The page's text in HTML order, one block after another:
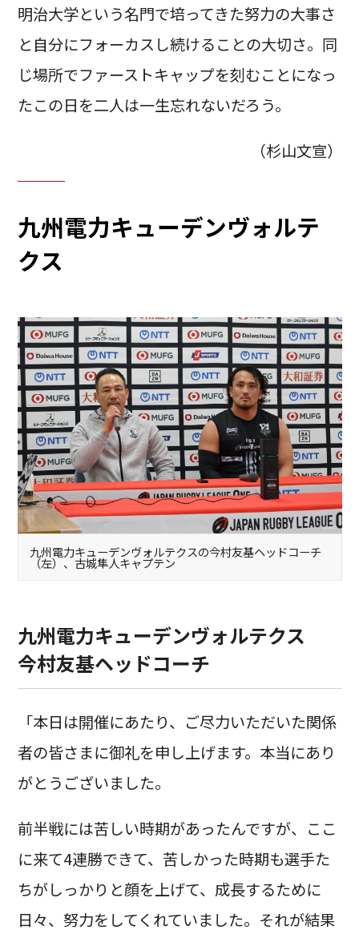
明治大学という名門で培ってきた努力の大事さ
と自分にフォーカスし続けることの大切さ。同
じ場所でファーストキャップを刻むことになっ
たこの日を二人は一生忘れないだろう。
（杉山文宣）
九州電力キューデンヴォルテ
クス
九州電力キューデンヴォルテクスの今村友基ヘッドコーチ
（左）、古城隼人キャプテン
九州電力キューデンヴォルテクス
今村友基ヘッドコーチ
「本日は開催にあたり、ご尽力いただいた関係
者の皆さまに御礼を申し上げます。本当にあり
がとうございました。
前半戦には苦しい時期があったんですが、ここ
に来て4連勝できて、苦しかった時期も選手た
ちがしっかりと顔を上げて、成長するために
日々、努力をしてくれていました。それが結果